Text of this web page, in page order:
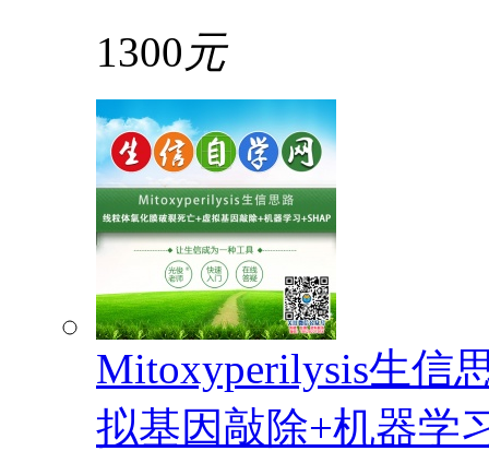
1300 元
Mitoxyperilysis生信
拟基因敲除+机器学